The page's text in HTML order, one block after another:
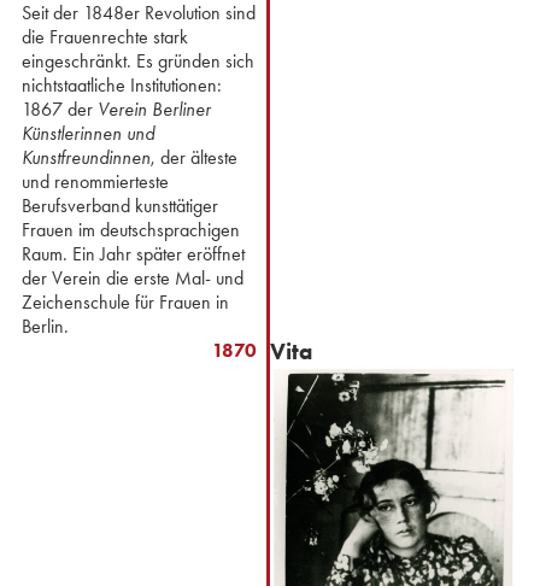
Seit der 1848er Revolution sind
die Frauenrechte stark
eingeschränkt. Es gründen sich
nichtstaatliche Institutionen:
1867 der Verein Berliner
Künstlerinnen und
Kunstfreundinnen, der älteste
und renommierteste
Berufsverband kunsttätiger
Frauen im deutschsprachigen
Raum. Ein Jahr später eröffnet
der Verein die erste Mal- und
Zeichenschule für Frauen in
Berlin.
Vita
1870